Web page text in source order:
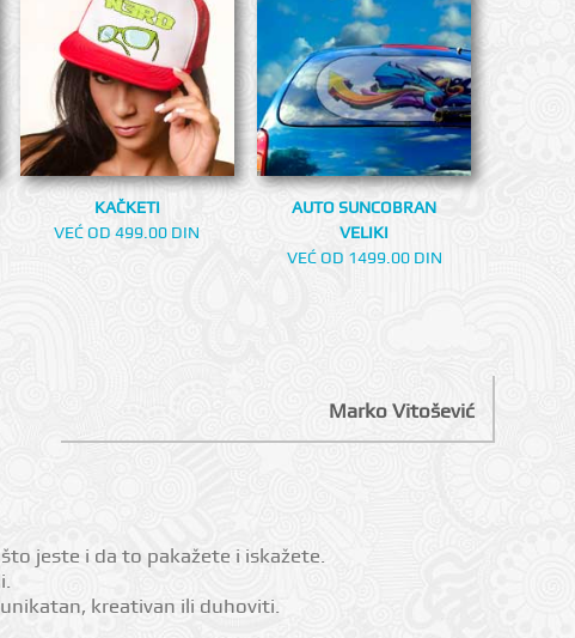
KAČKETI
VEĆ OD 499.00 DIN
AUTO SUNCOBRAN
VELIKI
VEĆ OD 1499.00 DIN
Marko Vitošević
jeste i da to pakažete i iskažete.
kreativan ili duhoviti.